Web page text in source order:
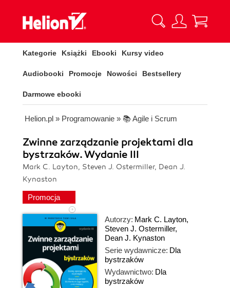
Kategorie Książki Ebooki Kursy video
Audiobooki Promocje Nowości Bestsellery
Darmowe ebooki
Helion.pl » Programowanie » 📚 Agile i Scrum
Zwinne zarządzanie projektami dla
bystrzaków. Wydanie III
Mark C. Layton, Steven J. Ostermiller, Dean J.
Kynaston
Promocja
Autorzy: Mark C. Layton,
Steven J. Ostermiller,
Dean J. Kynaston
Serie wydawnicze: Dla
bystrzaków
Wydawnictwo: Dla
bystrzaków